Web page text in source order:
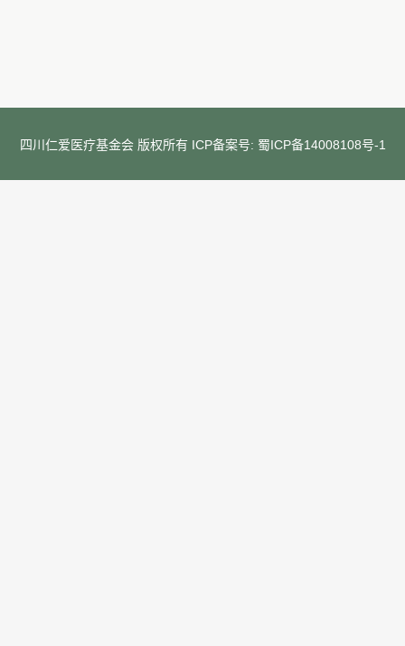
四川仁爱医疗基金会 版权所有 ICP备案号: 蜀ICP备14008108号-1